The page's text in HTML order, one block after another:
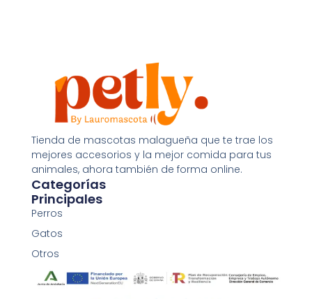
Comida agua fria 250ml
3,00€
Tienda de mascotas malagueña que te trae los
mejores accesorios y la mejor comida para tus
animales, ahora también de forma online.
Categorías
Principales
Perros
Gatos
Otros